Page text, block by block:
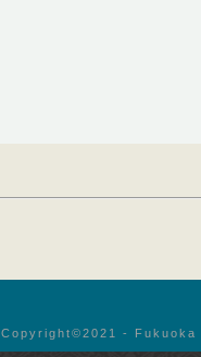
Copyright©︎2021 -